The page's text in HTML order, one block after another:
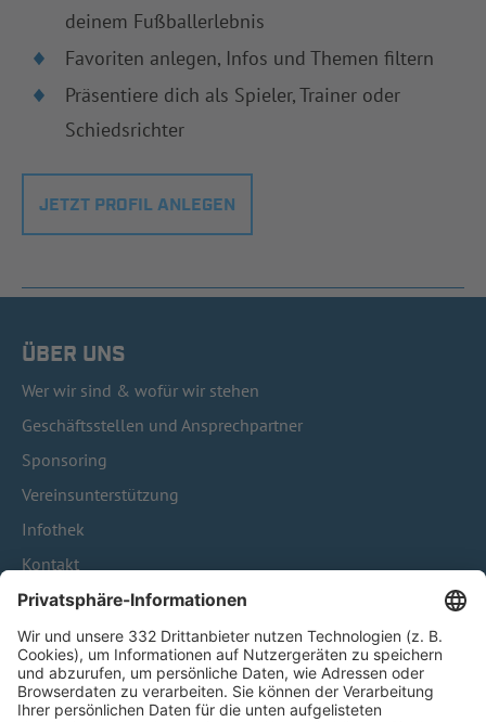
deinem Fußballerlebnis
Favoriten anlegen, Infos und Themen filtern
Präsentiere dich als Spieler, Trainer oder
Schiedsrichter
JETZT PROFIL ANLEGEN
ÜBER UNS
Wer wir sind & wofür wir stehen
Geschäftsstellen und Ansprechpartner
Sponsoring
Vereinsunterstützung
Infothek
Kontakt
HÄUFIG BESUCHTE SEITEN
Pässe und Vereinswechsel
Trainerausbildung